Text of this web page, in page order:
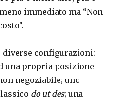
immediato ma “Non
diverse configurazioni:
una propria posizione
negoziabile; uno
do ut des; una